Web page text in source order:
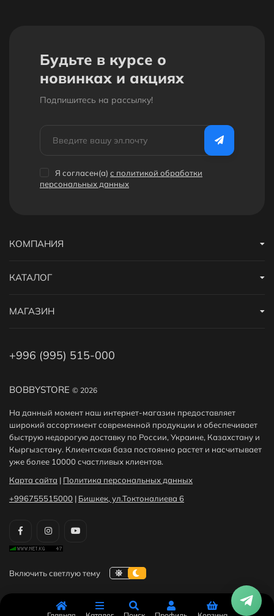
Будьте в курсе о
новинках и акциях
Подпишитесь на рассылкy!
Я согласен(a) с политикой обработки
персональных данных
BOBBYSTORE © 2026
На данный момент наш интернет-магазин предоставляет
широкий ассортимент современной продукции и обеспечивает
быструю недорогую доставку по России, Украине, Казахстану и
Кыргызстану. Клиентская база постоянно растет и насчитывает
уже более 10000 счастливых клиентов.
Карта сайта | Политика персональных данных
+996755515000 | Бишкек, ул.Токтоналиева 6
КОМПАНИЯ
КАТАЛОГ
МАГАЗИН
+996 (995) 515-000